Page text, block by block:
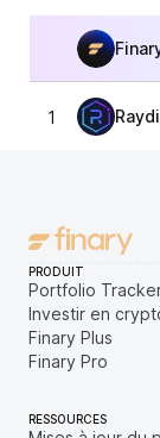
1
PRODUIT
Portfolio
Investir en
Finary Plus
Finary Pro
RESSOURCES